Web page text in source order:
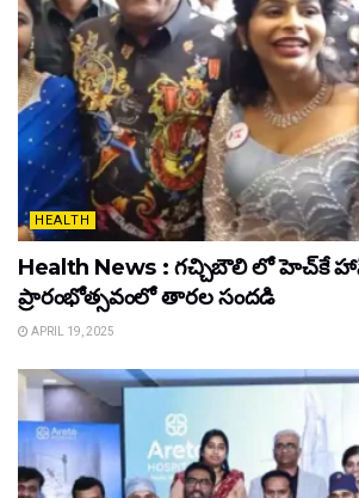
HEALTH
Health News : గచ్చిబౌలి లో హెచ్‌కే
ప్రారంభోత్సవంలో తారల సందడి
APRIL 19, 2025